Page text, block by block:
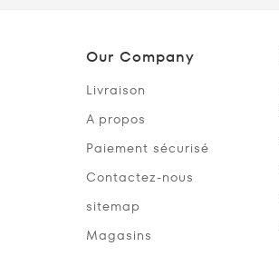
Our Company
Livraison
A propos
Paiement sécurisé
Contactez-nous
sitemap
Magasins